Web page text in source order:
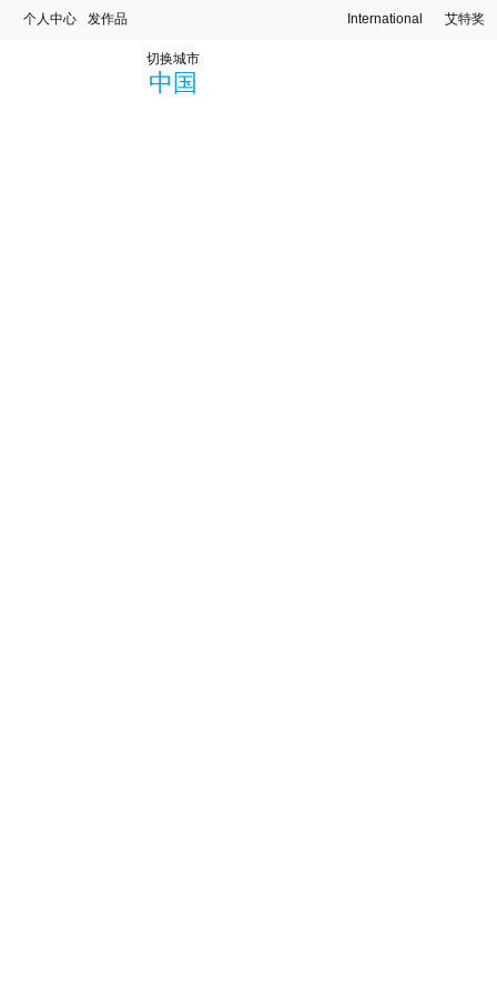
个人中心 发作品 艾特奖
International
切换城市
中国